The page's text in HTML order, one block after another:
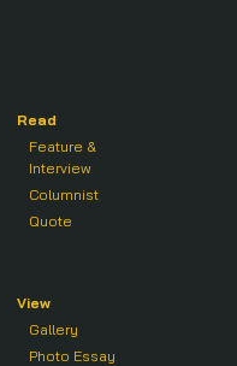
Read
Feature &
Interview
Columnist
Quote
View
Gallery
Photo Essay